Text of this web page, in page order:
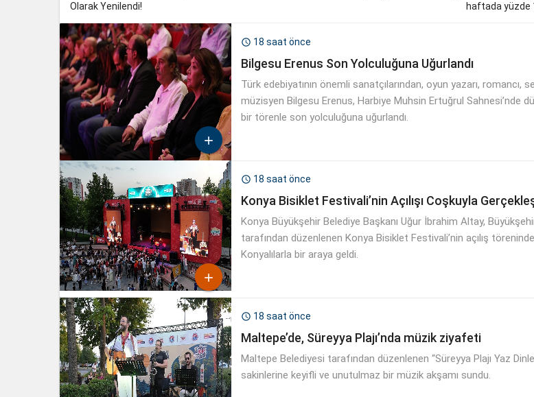
Olarak Yenilendi!
haftada yüzde

 18 saat önce
Bilgesu Erenus Son Yolculuğuna Uğurlandı
Türk edebiyatının önemli sanatçılarından, oyun yazarı, romancı,
müzisyen Bilgesu Erenus, Harbiye Muhsin Ertuğrul Sahnesi’nde
bir törenle son yolculuğuna uğurlandı.

 18 saat önce
Konya Bisiklet Festivali’nin Açılışı Coşkuyla
Konya Büyükşehir Belediye Başkanı Uğur İbrahim Altay,
tarafından düzenlenen Konya Bisiklet Festivali’nin açılış töreninde
Konyalılarla bir araya geldi.
 18 saat önce
Maltepe’de, Süreyya Plajı’nda müzik ziyafeti
Maltepe Belediyesi tarafından düzenlenen “Süreyya Plajı Yaz
sakinlerine keyifli ve unutulmaz bir müzik akşamı sundu.